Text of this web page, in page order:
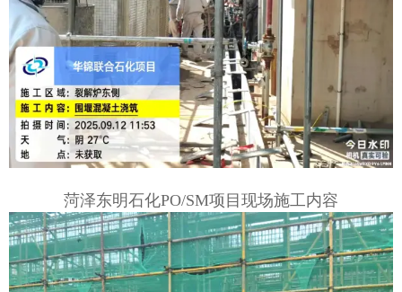
菏泽东明石化PO/SM项目现场施工内容